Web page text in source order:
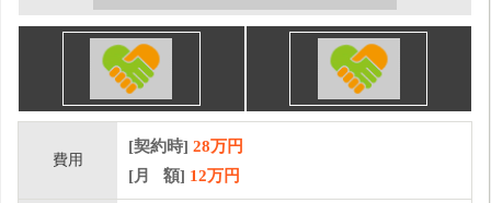
費用
[契約時] 28万円
[月 額] 12万円